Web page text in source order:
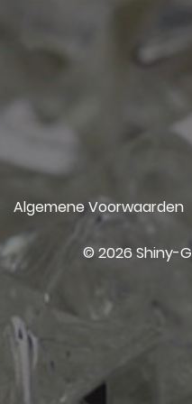
Algemene Voorwaarden
© 2026 Shiny-